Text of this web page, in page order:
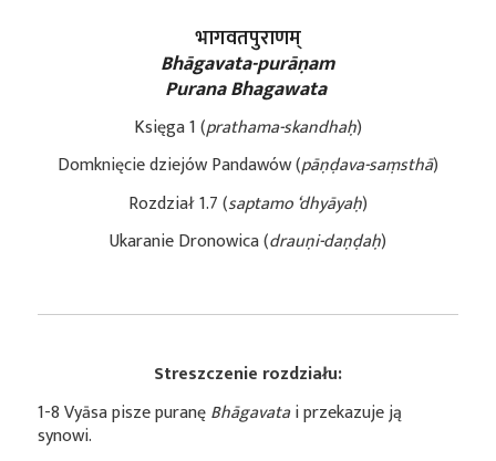
भागवतपुराणम्
Bhāgavata-purāṇam
Purana Bhagawata
Księga 1 (prathama-skandhaḥ)
Domknięcie dziejów Pandawów (pāṇḍava-saṃsthā)
Rozdział 1.7 (saptamo ‘dhyāyaḥ)
Ukaranie Dronowica (drauṇi-daṇḍaḥ)
Streszczenie rozdziału:
1-8 Vyāsa pisze puranęBhāgavatai przekazuje ją
synowi.